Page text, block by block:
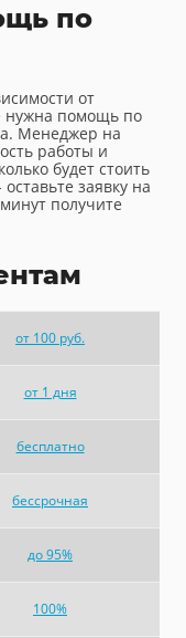
по
от
нужна помощь по
Менеджер на
работы и
будет стоить
заявку на
получите
от 100 руб.
от 1 дня
бесплатно
бессрочная
до 95%
100%